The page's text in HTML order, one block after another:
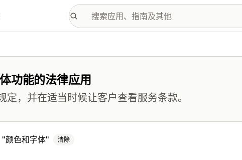
功能的法律应用
定，并在适当时候让客户查看服务条款。
颜色和字体 清除